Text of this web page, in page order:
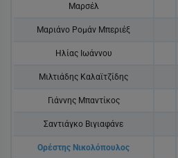
Μαρσέλ
Μαριάνο Ρομάν Μπεριέξ
Ηλίας Ιωάννου
Μιλτιάδης Καλαϊτζίδης
Γιάννης Μπαντίκος
Σαντιάγκο Βιγιαφάνε
Ορέστης Νικολόπουλος